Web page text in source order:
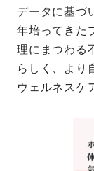
データに基づ
年培ってきた
理にまつわる
らしく、より
ウェルネスケ